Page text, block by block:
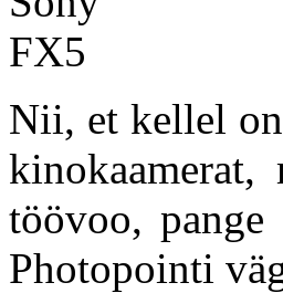
Nii, et kellel
kinokaamerat,
töövoo,
Photopointi